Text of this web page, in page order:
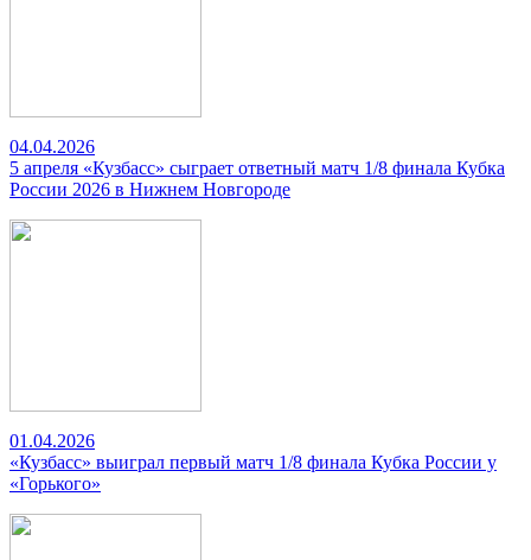
04.04.2026
5 апреля «Кузбасс» сыграет ответный матч 1/8 финала Кубка
России 2026 в Нижнем Новгороде
01.04.2026
«Кузбасс» выиграл первый матч 1/8 финала Кубка России у
«Горького»